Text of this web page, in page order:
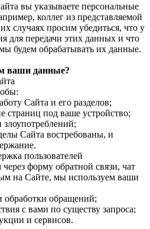
вы указываете персональные
коллег из представляемой
случаях просим убедиться, что у
для передачи этих данных и что
будем обрабатывать их данные.
ваши данные?
Сайта и его разделов;
страниц под ваше устройство;
Сайта востребованы, и
пользователей
форму обратной связи, чат
на Сайте, мы используем ваши
обработки обращений;
с вами по существу запроса;
и сервисов.